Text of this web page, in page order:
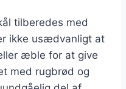
tilberedes med
ikke usædvanligt at
æble for at give
med rugbrød og